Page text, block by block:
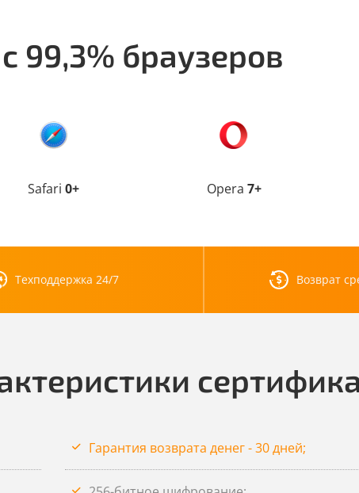
99,3% браузеров
Safari 0+ Opera 7+
Техподдержка 24/7 Возврат
Гарантия возврата денег - 30 дней;